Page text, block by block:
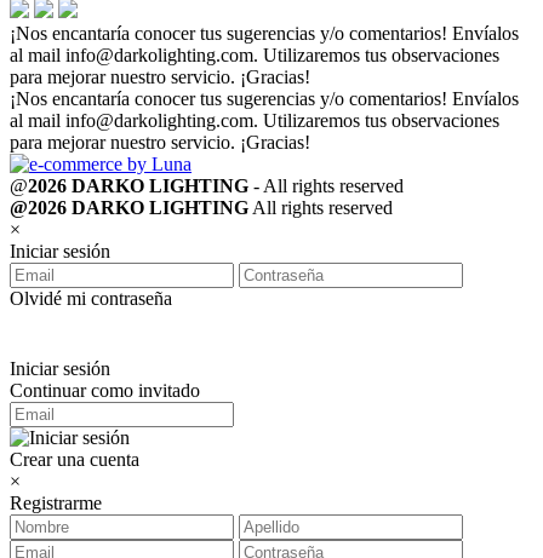
¡Nos encantaría conocer tus sugerencias y/o comentarios! Envíalos
al mail info@darkolighting.com. Utilizaremos tus observaciones
para mejorar nuestro servicio. ¡Gracias!
¡Nos encantaría conocer tus sugerencias y/o comentarios! Envíalos
al mail info@darkolighting.com. Utilizaremos tus observaciones
para mejorar nuestro servicio. ¡Gracias!
@2026 DARKO LIGHTING - All rights reserved
@2026 DARKO LIGHTINGAll rights reserved
×
Iniciar sesión
Olvidé mi contraseña
Iniciar sesión
Continuar como invitado
Crear una cuenta
×
Registrarme